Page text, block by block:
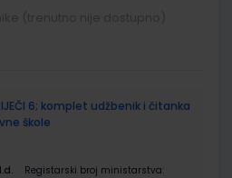
RIJEČI 6; komplet udžbenik i čitanka
škole
Registarski broj ministarstva: